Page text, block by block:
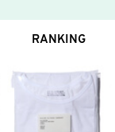
RANKING